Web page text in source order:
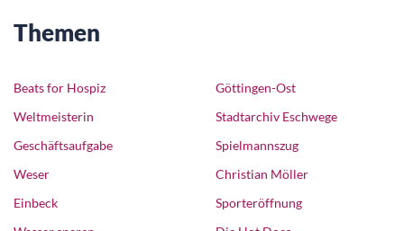
Themen
Beats for Hospiz
Weltmeisterin
Geschäftsaufgabe
Weser
Einbeck
Göttingen-Ost
Stadtarchiv Eschwege
Spielmannszug
Christian Möller
Sporteröffnung